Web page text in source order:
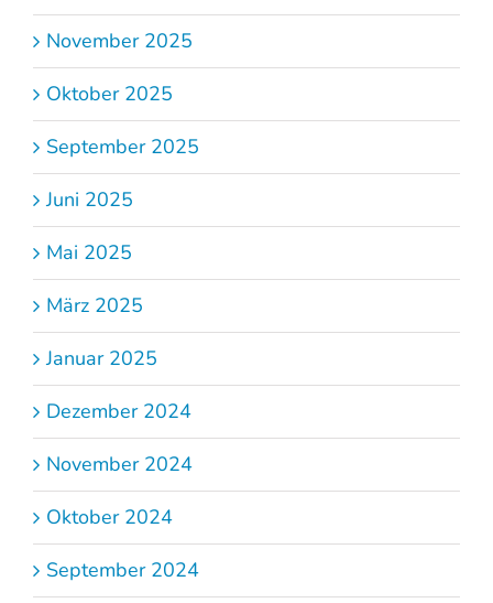
November 2025
Oktober 2025
September 2025
Juni 2025
Mai 2025
März 2025
Januar 2025
Dezember 2024
November 2024
Oktober 2024
September 2024